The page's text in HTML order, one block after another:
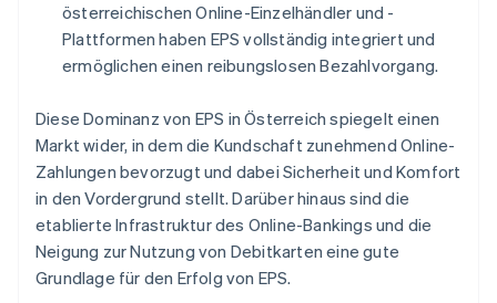
österreichischen Online-Einzelhändler und -
Plattformen haben EPS vollständig integriert und
ermöglichen einen reibungslosen Bezahlvorgang.
Diese Dominanz von EPS in Österreich spiegelt einen
Markt wider, in dem die Kundschaft zunehmend Online-
Zahlungen bevorzugt und dabei Sicherheit und Komfort
in den Vordergrund stellt. Darüber hinaus sind die
etablierte Infrastruktur des Online-Bankings und die
Neigung zur Nutzung von Debitkarten eine gute
Grundlage für den Erfolg von EPS.